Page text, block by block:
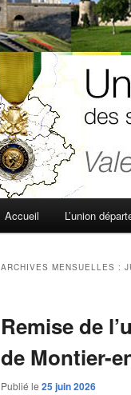
Accueil L’union
ARCHIVES MENSUELLES :
Remise de
de Montier-
Publié le 25 juin 2026